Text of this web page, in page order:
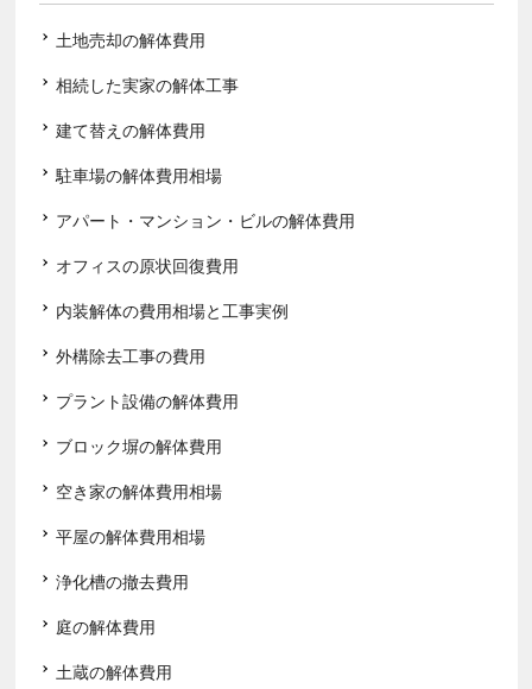
土地売却の解体費用
相続した実家の解体工事
建て替えの解体費用
駐車場の解体費用相場
アパート・マンション・ビルの解体費用
オフィスの原状回復費用
内装解体の費用相場と工事実例
外構除去工事の費用
プラント設備の解体費用
ブロック塀の解体費用
空き家の解体費用相場
平屋の解体費用相場
浄化槽の撤去費用
庭の解体費用
土蔵の解体費用